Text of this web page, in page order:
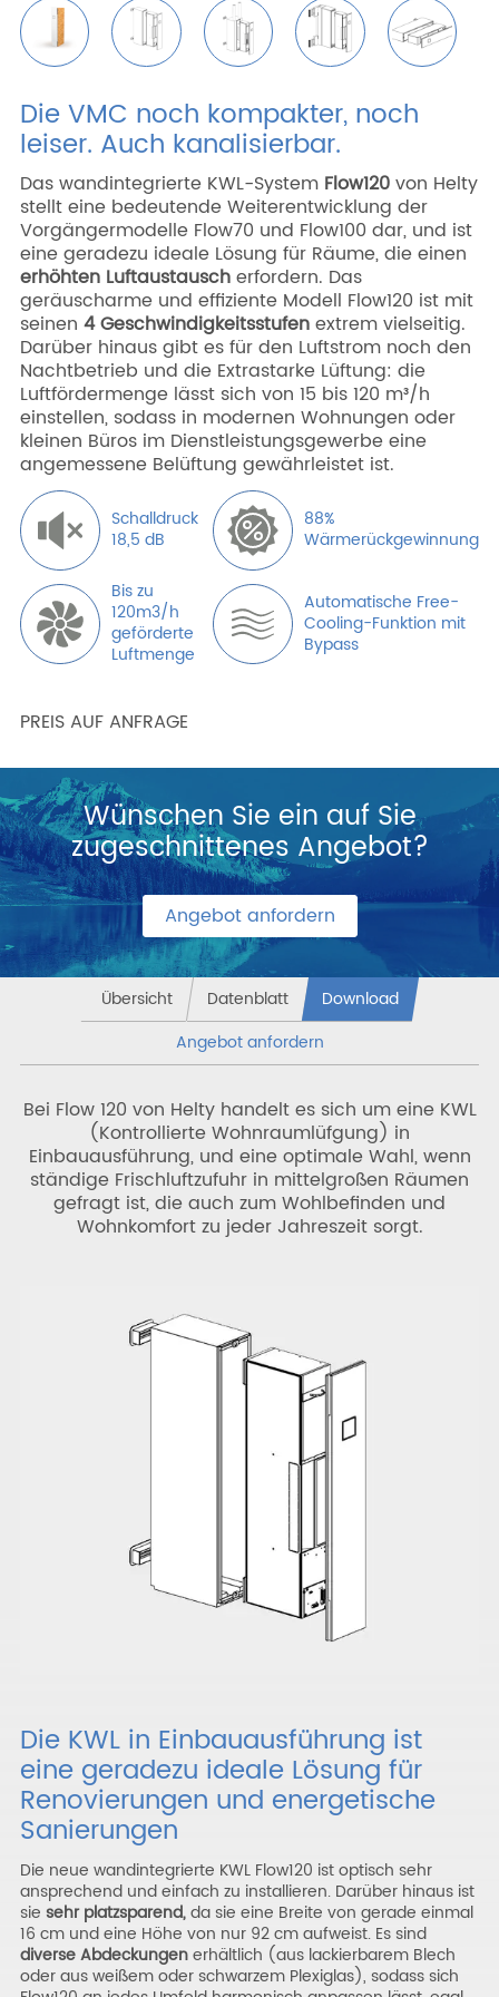
Die VMC noch kompakter, noch
leiser. Auch kanalisierbar.
Das wandintegrierte KWL-System Flow120von Helty
stellt eine bedeutende Weiterentwicklung der
Vorgängermodelle Flow70 und Flow100 dar, und ist
eine geradezu ideale Lösung für Räume, die einen
erhöhten Luftaustauscherfordern. Das
geräuscharme und effiziente Modell Flow120 ist mit
seinen 4 Geschwindigkeitsstufenextrem vielseitig.
Darüber hinaus gibt es für den Luftstrom noch den
Nachtbetrieb und die Extrastarke Lüftung: die
Luftfördermenge lässt sich von 15 bis 120 m³/h
einstellen, sodass in modernen Wohnungen oder
kleinen Büros im Dienstleistungsgewerbe eine
angemessene Belüftung gewährleistet ist.
Schalldruck
18,5 dB
88%
Wärmerückgewinnung
Bis zu
120m3/h
geförderte
Luftmenge
Automatische Free-
Cooling-Funktion mit
Bypass
PREIS AUF ANFRAGE
Wünschen Sie ein auf Sie
zugeschnittenes Angebot?
Angebot anfordern
Übersicht Datenblatt
Download
Angebot anfordern
Bei Flow 120 von Helty handelt es sich um eine KWL
(Kontrollierte Wohnraumlüfgung) in
Einbauausführung, und eine optimale Wahl, wenn
ständige Frischluftzufuhr in mittelgroßen Räumen
gefragt ist, die auch zum Wohlbefinden und
Wohnkomfort zu jeder Jahreszeit sorgt.
Die KWL in Einbauausführung ist
eine geradezu ideale Lösung für
Renovierungen und energetische
Sanierungen
Die neue wandintegrierte KWL Flow120 ist optisch sehr
ansprechend und einfach zu installieren. Darüber hinaus ist
sie sehr platzsparend,da sie eine Breite von gerade einmal
16 cm und eine Höhe von nur 92 cm aufweist. Es sind
diverse Abdeckungenerhältlich (aus lackierbarem Blech
oder aus weißem oder schwarzem Plexiglas), sodass sich